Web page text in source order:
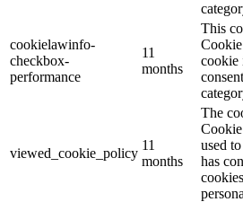
cookielawinfo-
checkbox-
performance
11
months
This
cookie
viewed_cookie_policy
11
months
The
used
has